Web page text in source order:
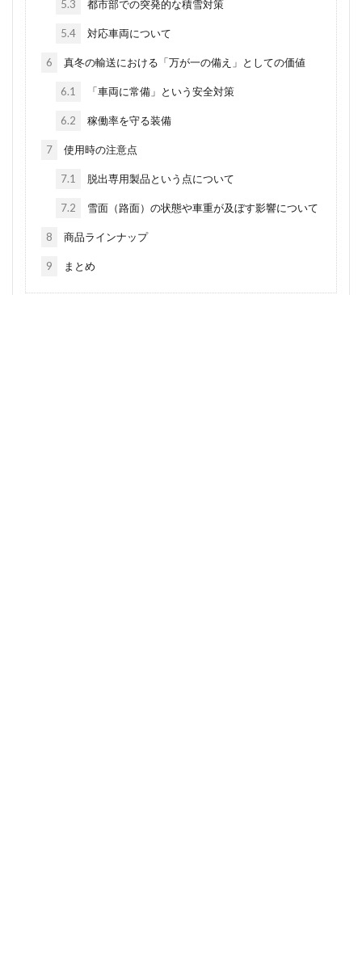
5.3 都市部での突発的な積雪対策
5.4 対応車両について
6 真冬の輸送における「万が一の備え」としての価値
6.1 「車両に常備」という安全対策
6.2 稼働率を守る装備
7 使用時の注意点
7.1 脱出専用製品という点について
7.2 雪面（路面）の状態や車重が及ぼす影響について
8 商品ラインナップ
9 まとめ